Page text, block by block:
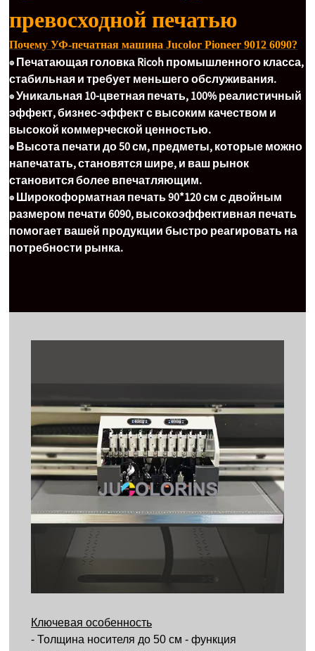
превосходной печатью
Почему УФ-печатная машина Jucolor Pioneer 9012 6090?
◉ Печатающая головка Ricoh промышленного класса,
стабильная и требует меньшего обслуживания.
◉ Уникальная 10-цветная печать, 100% реалистичный
эффект, бизнес-эффект с высоким качеством и
высокой коммерческой ценностью.
◉ Высота печати до 50 см, предметы, которые можно
напечатать, становятся шире, и ваш рынок
становится более впечатляющим.
◉ Широкоформатная печать 90*120 см с двойным
размером печати 6090, высокоэффективная печать
помогает вашей продукции быстро реагировать на
потребности рынка.
Ключевая особенность
- Толщина носителя до 50 см - функция